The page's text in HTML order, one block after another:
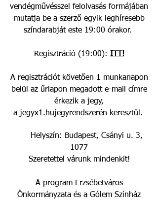
vendégművésszel felolvasás formájában
mutatja be a szerző egyik leghíresebb
színdarabját este 19:00 órakor.
Regisztráció (19:00): ITT!
A regisztrációt követően 1 munkanapon
belül az űrlapon megadott e-mail címre
érkezik a jegy,
a jegyx1.hujegyrendszerén keresztül.
Helyszín: Budapest, Csányi u. 3,
1077
Szeretettel várunk mindenkit!
A program Erzsébetváros
Önkormányzata és a Gólem Színház